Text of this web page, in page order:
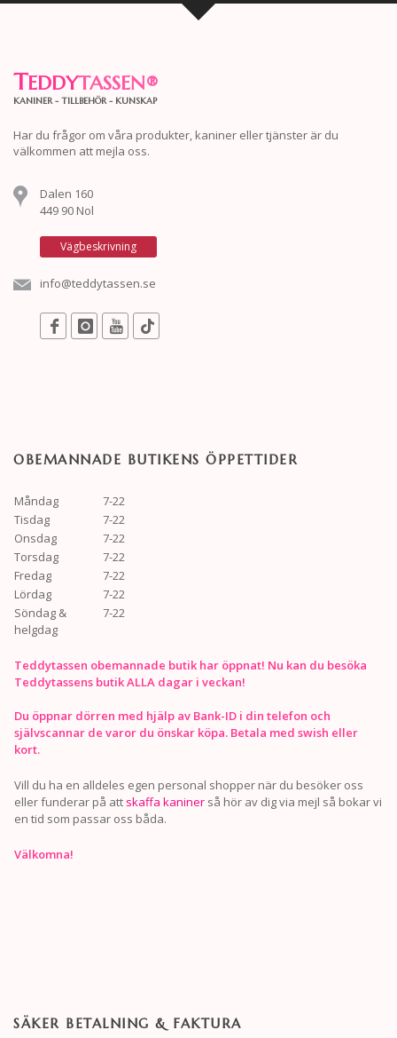
TEDDYTASSEN®
KANINER - TILLBEHÖR - KUNSKAP
Har du frågor om våra produkter, kaniner eller tjänster är du
välkommen att mejla oss.
Dalen 160
449 90 Nol
Vägbeskrivning
info@teddytassen.se
OBEMANNADE BUTIKENS ÖPPETTIDER
Måndag
7-22
Tisdag
7-22
Onsdag
7-22
Torsdag
7-22
Fredag
7-22
Lördag
7-22
Söndag &
helgdag
7-22
Teddytassen obemannade butik har öppnat! Nu kan du besöka
Teddytassens butik ALLA dagar i veckan!
Du öppnar dörren med hjälp av Bank-ID i din telefon och
självscannar de varor du önskar köpa. Betala med swish eller
kort.
Vill du ha en alldeles egen personal shopper när du besöker oss
eller funderar på att skaffa kaniner så hör av dig via mejl så bokar vi
en tid som passar oss båda.
Välkomna!
SÄKER BETALNING & FAKTURA